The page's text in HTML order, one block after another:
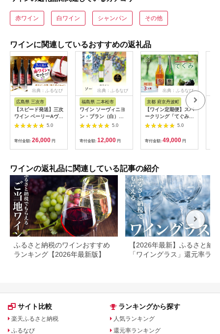
赤ワイン 白ワイン シャンパン その他
ワインに関連しているおすすめの返礼品
出典：ふるなび
広島県 三次市
【スピード発送】三次
ワイン ベーリーAヴァ
インヤード3本
[APAZ031] ワイン
5.0
寄付金額: 26,000 円
出典：ふるなび
福島県 二本松市
ワイン ソーヴィニヨ
ン・ブラン（白）
720ml×1本【ふくし
ま農家の夢ワイン株式
5.0
寄付金額: 12,000 円
出典：ふるなび
京都 府京丹波町
【ワイン定期便】スパ
ークリング「てぐみ」
3カ月 定期便 丹波ワ
イン [047SJ001R]
5.0
寄付金額: 49,000 円
ワインの返礼品に関連している記事の紹介
ふるさと納税のワインおすすめ
ランキング【2026年最新版】
【2026年最新】ふるさと納税
「ワイングラス」還元率ラ
サイト比較
楽天ふるさと納税
ふるなび
ランキングから探す
人気ランキング
還元率ランキング